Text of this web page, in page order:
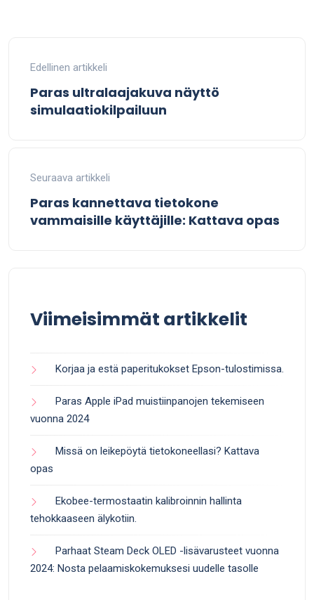
Edellinen artikkeli
Paras ultralaajakuva näyttö
simulaatiokilpailuun
Seuraava artikkeli
Paras kannettava tietokone
vammaisille käyttäjille: Kattava opas
Viimeisimmät artikkelit
Korjaa ja estä paperitukokset Epson-tulostimissa.
Paras Apple iPad muistiinpanojen tekemiseen
vuonna 2024
Missä on leikepöytä tietokoneellasi? Kattava
opas
Ekobee-termostaatin kalibroinnin hallinta
tehokkaaseen älykotiin.
Parhaat Steam Deck OLED -lisävarusteet vuonna
2024: Nosta pelaamiskokemuksesi uudelle tasolle